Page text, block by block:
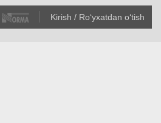
Kirish / Roʻyхatdan oʻtish